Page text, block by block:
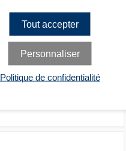
Mauvais
Mauvais
Tout accepter
Personnaliser
Politique de confidentialité